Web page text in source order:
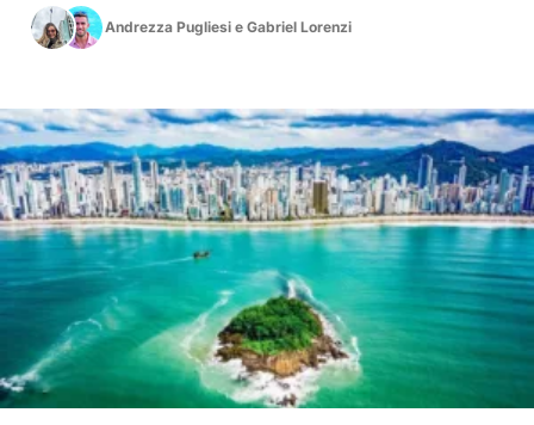
Andrezza Pugliesi e Gabriel Lorenzi